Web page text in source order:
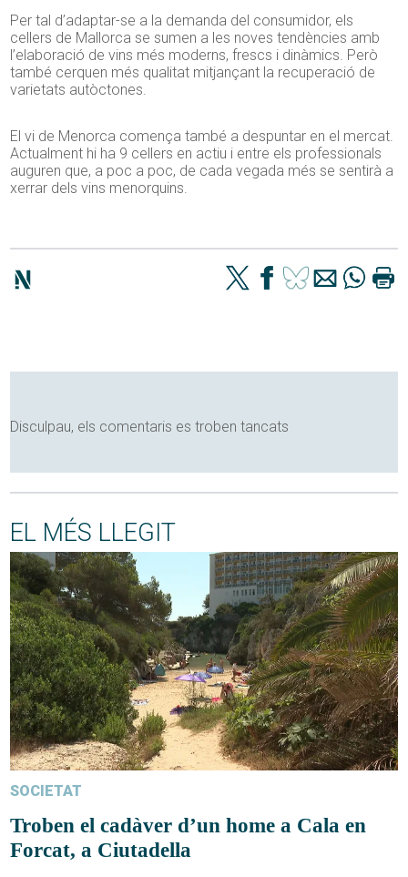
Per tal d’adaptar-se a la demanda del consumidor, els
cellers de Mallorca se sumen a les noves tendències amb
l’elaboració de vins més moderns, frescs i dinàmics. Però
també cerquen més qualitat mitjançant la recuperació de
varietats autòctones.
El vi de Menorca comença també a despuntar en el mercat.
Actualment hi ha 9 cellers en actiu i entre els professionals
auguren que, a poc a poc, de cada vegada més se sentirà a
xerrar dels vins menorquins.
Disculpau, els comentaris es troben tancats
EL MÉS LLEGIT
SOCIETAT
Troben el cadàver d’un home a Cala en
Forcat, a Ciutadella